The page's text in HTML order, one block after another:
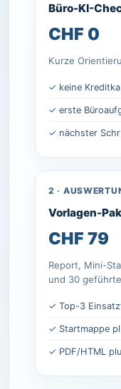
Büro-KI-
CHF 0
Kurze
✓ keine
✓ erste
✓ nächster
2 ·
Vorlagen-
CHF 79
Report, Mini-
und 30
✓ Top-3
✓ Startmappe
✓ PDF/HTML